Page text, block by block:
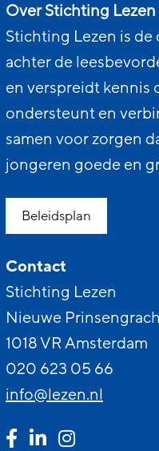
Over Stichting Lezen
Stichting Lezen is
achter de
en verspreidt kennis
ondersteunt en
samen voor zorgen
jongeren goede en
Beleidsplan
Contact
Stichting Lezen
Nieuwe
1018 VR Amsterdam
020 623 05 66
info@lezen.nl